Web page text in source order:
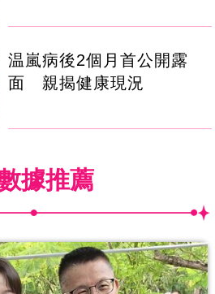
温嵐病後2個月首公開露
面 親揭健康現況
據推薦